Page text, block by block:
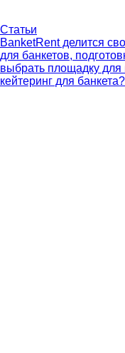
Статьи
BanketRent делится
для банкетов,
выбрать площадку для
кейтеринг для